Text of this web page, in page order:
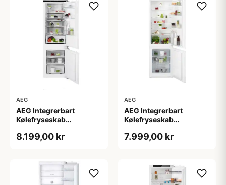
AEG
AEG Integrerbart
Kølefryseskab
garanti
8.199,00 kr
AEG
AEG Integrerbart
Kølefryseskab
garanti
7.999,00 kr